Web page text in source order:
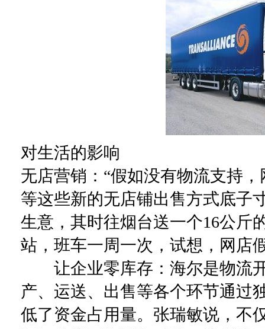
对生活的影响
无店营销：“假如没有物流支持
等这些新的无店铺出售方式底子
生意，其时往烟台送一个16公斤
站，班车一周一次，试想，网店
让企业零库存：海尔是物流
产、运送、出售等各个环节通过
低了资金占用量。张瑞敏说，不